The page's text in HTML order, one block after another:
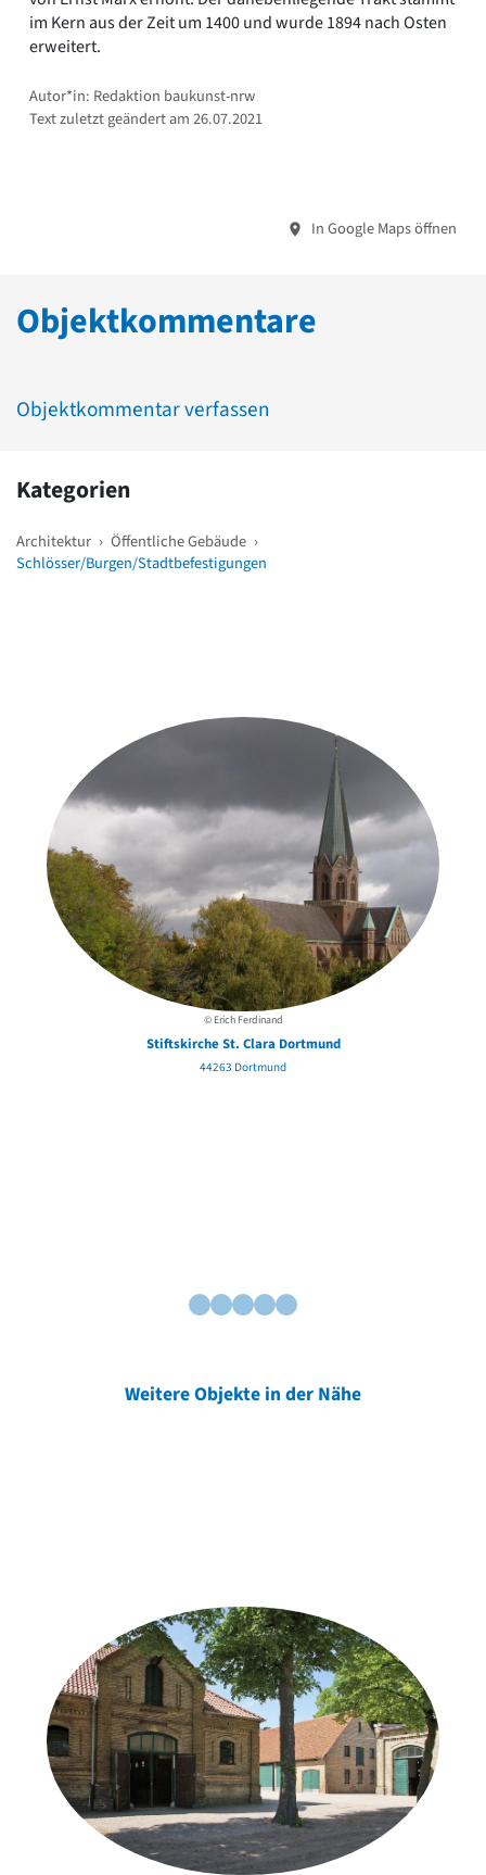
im Kern aus der Zeit um 1400 und wurde 1894 nach Osten
erweitert.
Autor*in: Redaktion baukunst-nrw
Text zuletzt geändert am 26.07.2021
In Google Maps öffnen
Objektkommentare
Objektkommentar verfassen
Kategorien
Architektur › Öffentliche Gebäude ›
Schlösser/Burgen/Stadtbefestigungen
© Erich Ferdinand
Stiftskirche St. Clara Dortmund
44263 Dortmund
Weitere Objekte in der Nähe